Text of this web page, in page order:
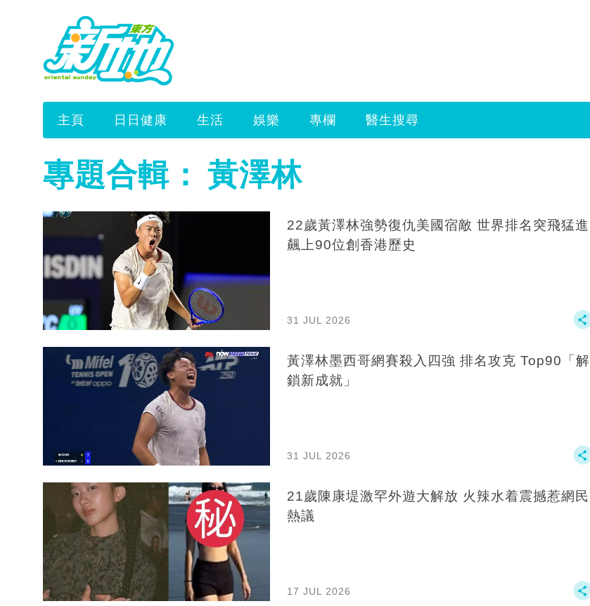
主頁 日日健康 生活 娛樂 專欄 醫生搜尋
專題合輯： 黃澤林
22歲黃澤林強勢復仇美國宿敵 世界排名突飛猛進
飆上90位創香港歷史
31 JUL 2026
黃澤林墨西哥網賽殺入四強 排名攻克 Top90「解
鎖新成就」
31 JUL 2026
21歲陳康堤激罕外遊大解放 火辣水着震撼惹網民
熱議
17 JUL 2026